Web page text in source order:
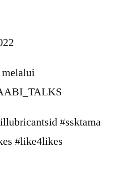
#ssktama
#like4likes